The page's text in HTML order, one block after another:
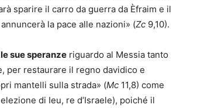
sparire il carro da guerra da Èfraim e il
la pace alle nazioni» (Zc 9,10).
sue speranze riguardo al Messia tanto
per restaurare il regno davidico e
mantelli sulla strada» (Mc 11,8) come
di Ieu, re d’Israele), poiché il